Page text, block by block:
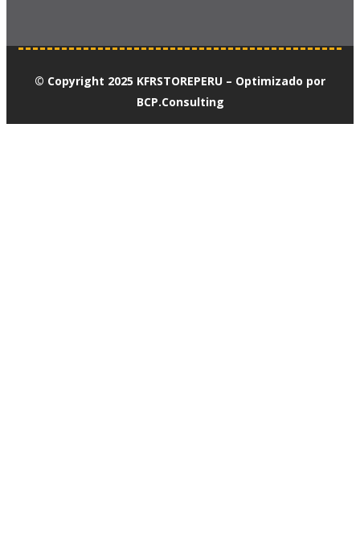
© Copyright 2025 KFRSTOREPERU – Optimizado por
BCP.Consulting